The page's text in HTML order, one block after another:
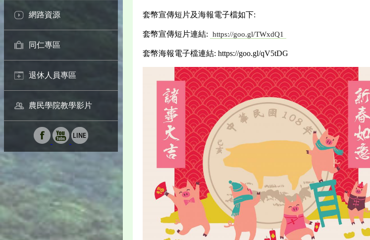
網路資源
同仁專區
退休人員專區
農民學院教學影片
套幣宣傳短片及海報電子檔如下:
套幣宣傳短片連結: https://goo.gl/TWxdQ1
套幣海報電子檔連結: https://goo.gl/qV5tDG